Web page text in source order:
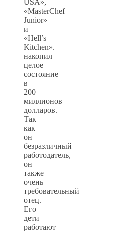
USA»,
«MasterChef
Junior»
и
«Hell’s
Kitchen».
накопил
целое
состояние
в
200
миллионов
долларов.
Так
как
он
безразличный
работодатель,
он
также
очень
требовательный
отец.
Его
дети
работают